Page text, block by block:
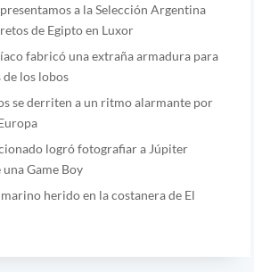
a la Selección Argentina
de Egipto en Luxor
fabricó una extraña armadura para
de los lobos
se derriten a un ritmo alarmante por
logró fotografiar a Júpiter
Game Boy
herido en la costanera de El